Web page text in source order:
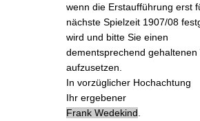
wenn die Erstaufführung erst
nächste Spielzeit 1907/08
wird und bitte Sie einen
dementsprechend gehaltenen
aufzusetzen.
In vorzüglicher Hochachtung
Ihr ergebener
Frank Wedekind